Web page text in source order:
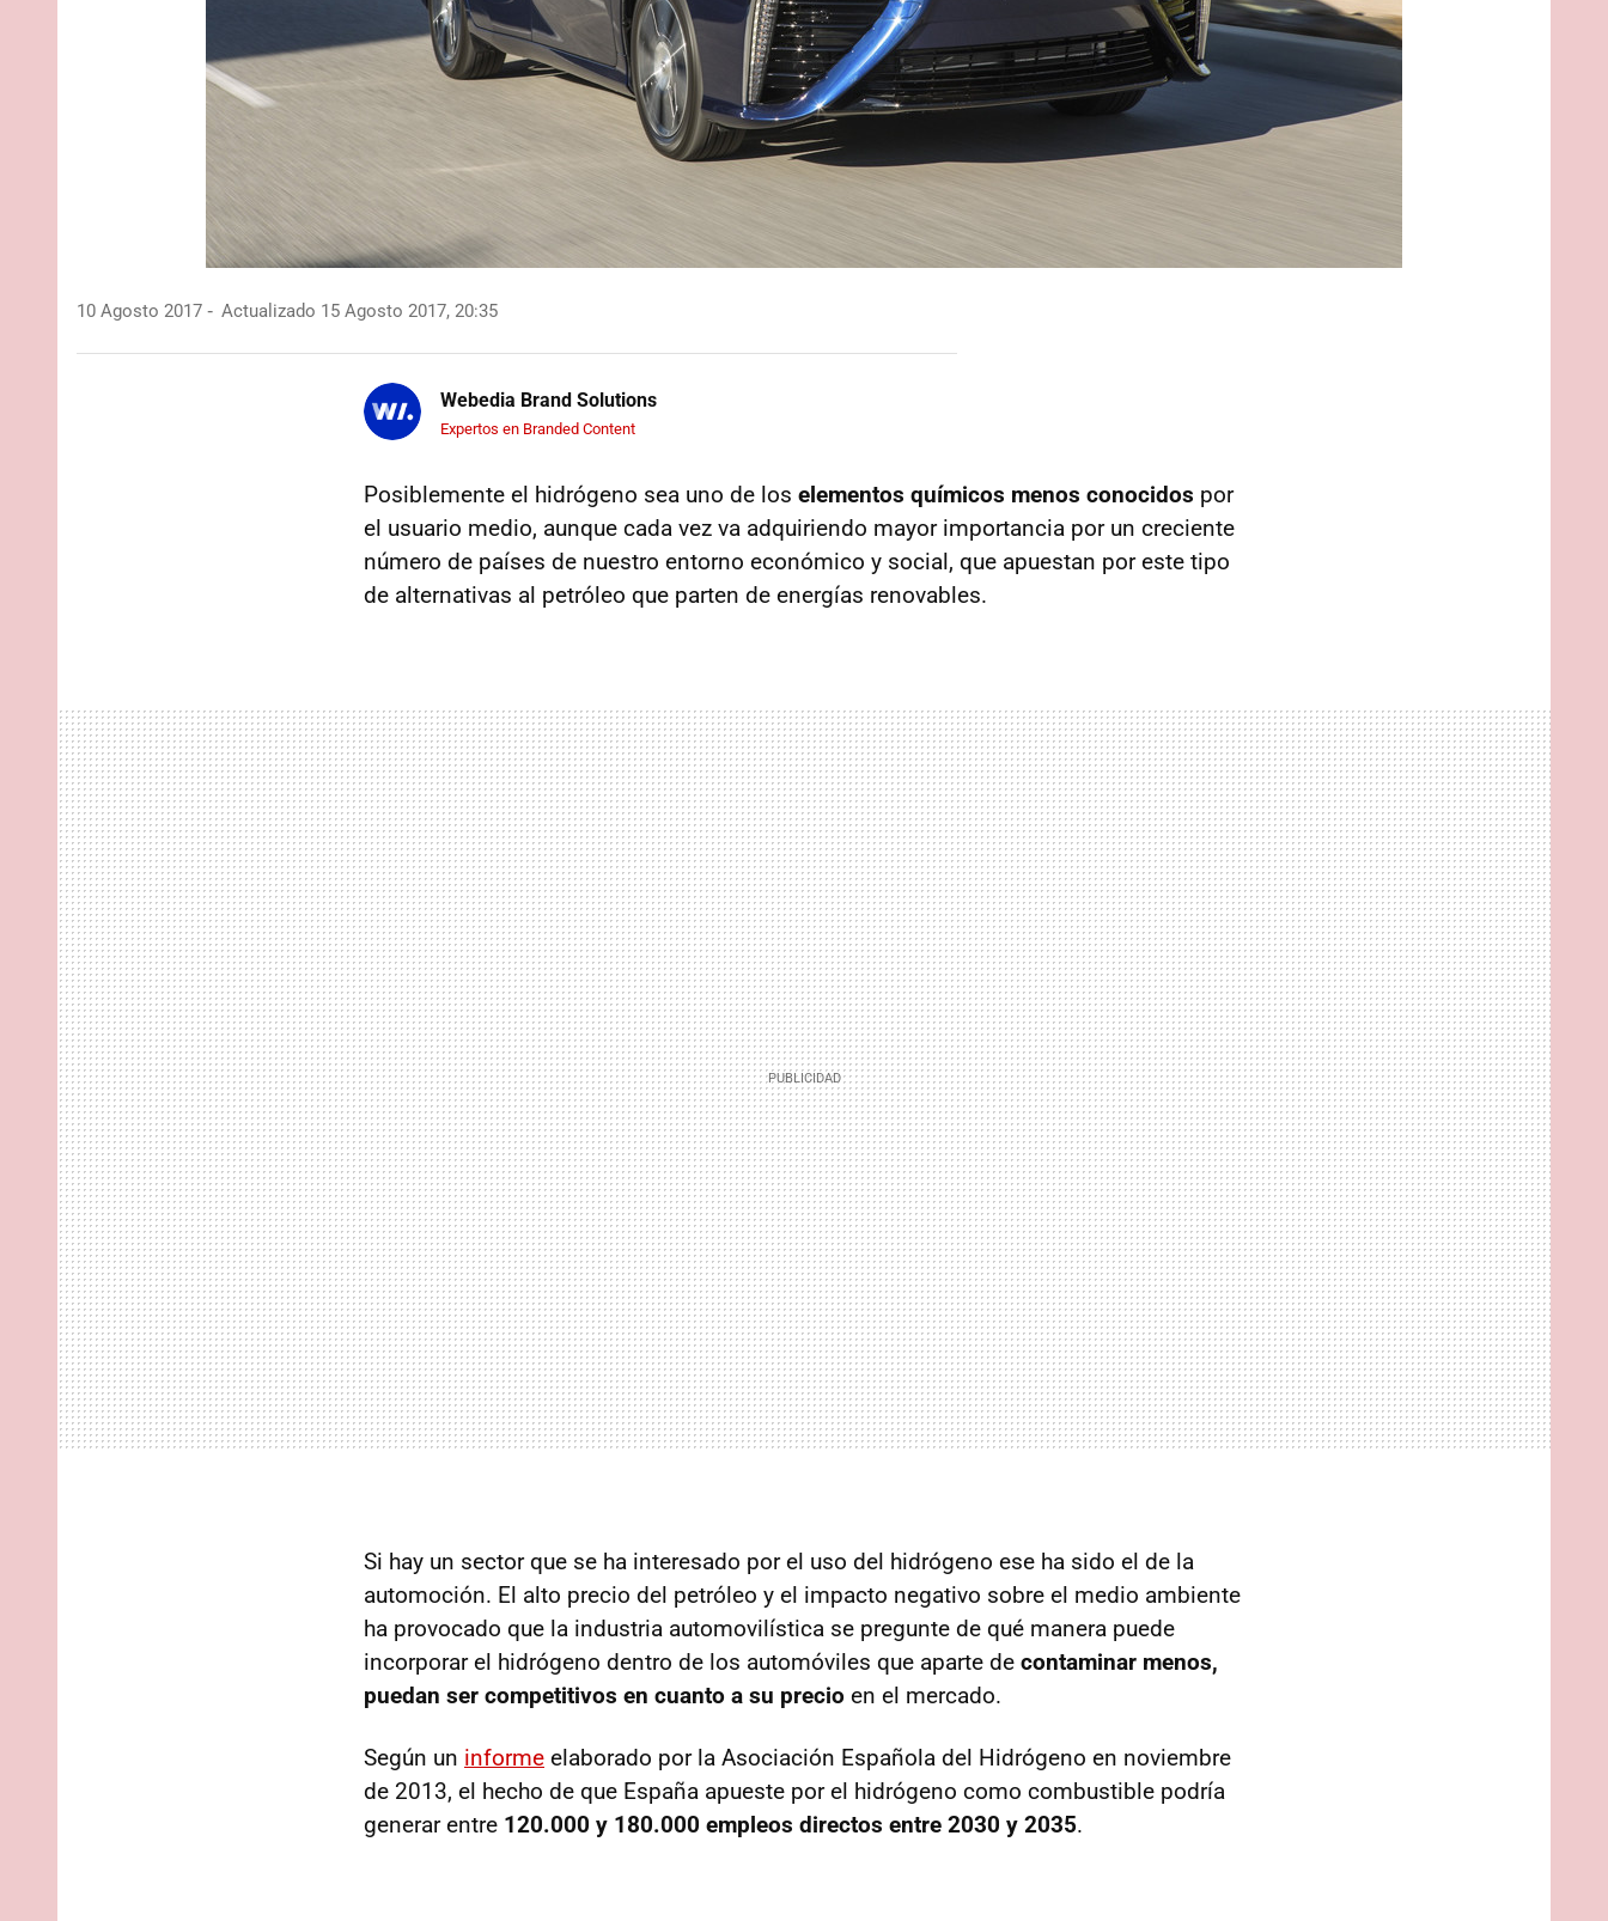
10 Agosto 2017 Actualizado 15 Agosto 2017, 20:35
Webedia Brand Solutions
Expertos en Branded Content
Posiblemente el hidrógeno sea uno de los elementos químicos menos conocidos por
el usuario medio, aunque cada vez va adquiriendo mayor importancia por un creciente
número de países de nuestro entorno económico y social, que apuestan por este tipo
de alternativas al petróleo que parten de energías renovables.
Si hay un sector que se ha interesado por el uso del hidrógeno ese ha sido el de la
automoción. El alto precio del petróleo y el impacto negativo sobre el medio ambiente
ha provocado que la industria automovilística se pregunte de qué manera puede
incorporar el hidrógeno dentro de los automóviles que aparte de contaminar menos,
puedan ser competitivos en cuanto a su precio en el mercado.
Según un informe elaborado por la Asociación Española del Hidrógeno en noviembre
de 2013, el hecho de que España apueste por el hidrógeno como combustible podría
generar entre 120.000 y 180.000 empleos directos entre 2030 y 2035.